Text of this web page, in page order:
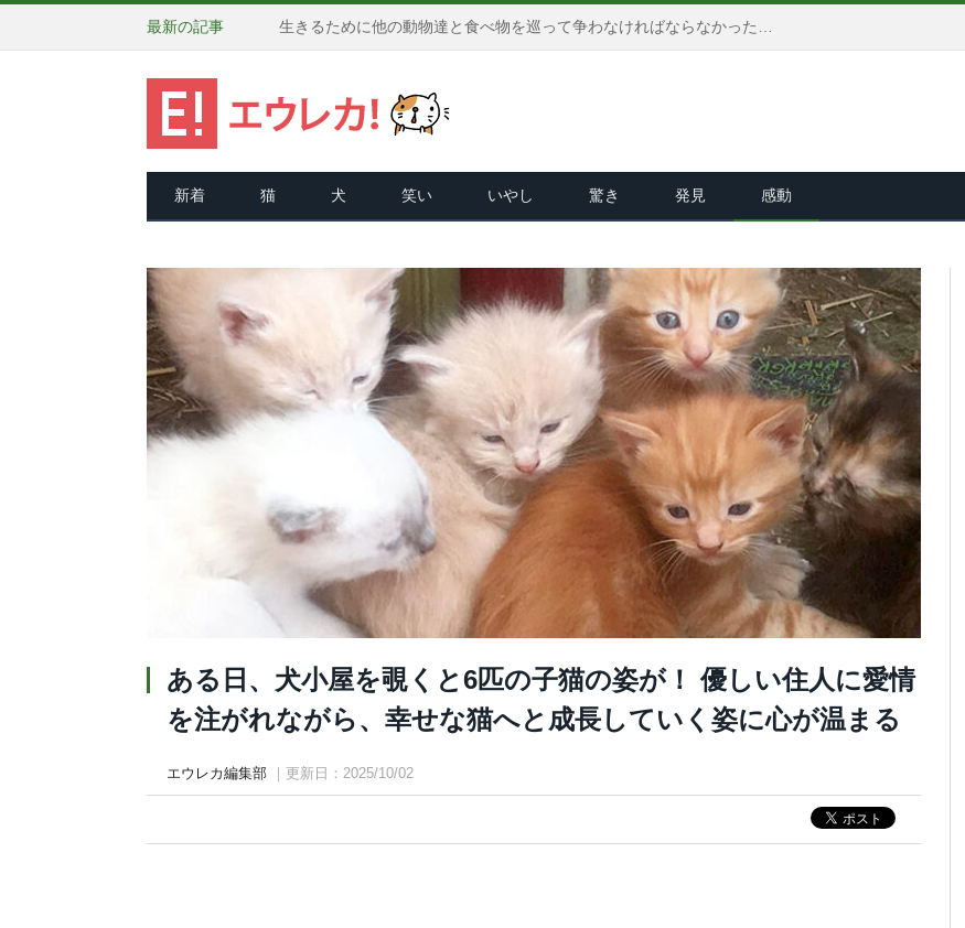
最新の記事 生きるために他の動物達と食べ物を巡って争わなければならなかった猫。今では家のボスとして、幸せに溢れた日々を送る
新着 猫 犬 笑い いやし 驚き 発見 感動
ある日、犬小屋を覗くと6匹の子猫の姿が！ 優しい住人に愛情
を注がれながら、幸せな猫へと成長していく姿に心が温まる
エウレカ編集部 ｜更新日：2025/10/02